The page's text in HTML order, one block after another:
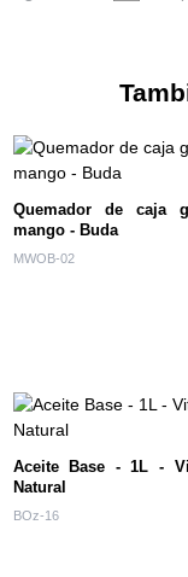
Quemador de caja
mango - Buda
MWOB-02
Aceite Base - 1L -
Natural
BOz-16